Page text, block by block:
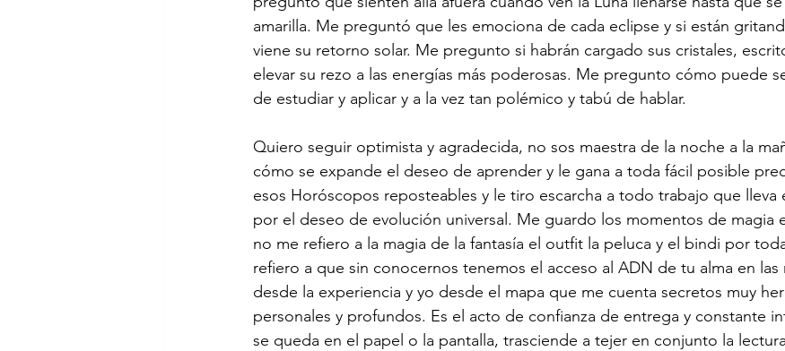
amarilla. Me preguntó que les emociona de cada eclipse y si están
viene su retorno solar. Me pregunto si habrán cargado sus cristales,
elevar su rezo a las energías más poderosas. Me pregunto cómo puede
de estudiar y aplicar y a la vez tan polémico y tabú de hablar.
Quiero seguir optimista y agradecida, no sos maestra de la noche a la
cómo se expande el deseo de aprender y le gana a toda fácil posible
esos Horóscopos reposteables y le tiro escarcha a todo trabajo que lleva
por el deseo de evolución universal. Me guardo los momentos de magia
no me refiero a la magia de la fantasía el outfit la peluca y el bindi por
refiero a que sin conocernos tenemos el acceso al ADN de tu alma en las
desde la experiencia y yo desde el mapa que me cuenta secretos muy
personales y profundos. Es el acto de confianza de entrega y constante
se queda en el papel o la pantalla, trasciende a tejer en conjunto la